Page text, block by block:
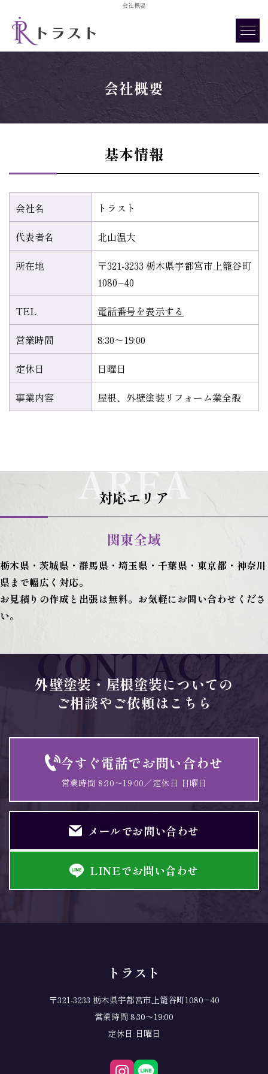
会社概要
会社概要
基本情報
会社名
トラスト
代表者名
北山温大
所在地
〒321-3233 栃木県宇都宮市上籠谷町
1080−40
TEL
電話番号を表示する
営業時間
8:30～19:00
定休日
日曜日
事業内容
屋根、外壁塗装リフォーム業全般
AREA
対応エリア
関東全域
栃木県・茨城県・群馬県・埼玉県・千葉県・東京都・神奈川
県まで幅広く対応。
お見積りの作成と出張は無料。お気軽にお問い合わせくださ
い。
外壁塗装・屋根塗装についての
ご相談やご依頼はこちら
CONTACT
今すぐ電話でお問い合わせ
営業時間 8:30～19:00／定休日 日曜日
メールでお問い合わせ
LINEでお問い合わせ
トラスト
〒321-3233 栃木県宇都宮市上籠谷町1080−40
営業時間 8:30～19:00
定休日 日曜日